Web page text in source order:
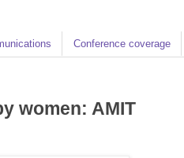
Conference coverage
women: AMIT